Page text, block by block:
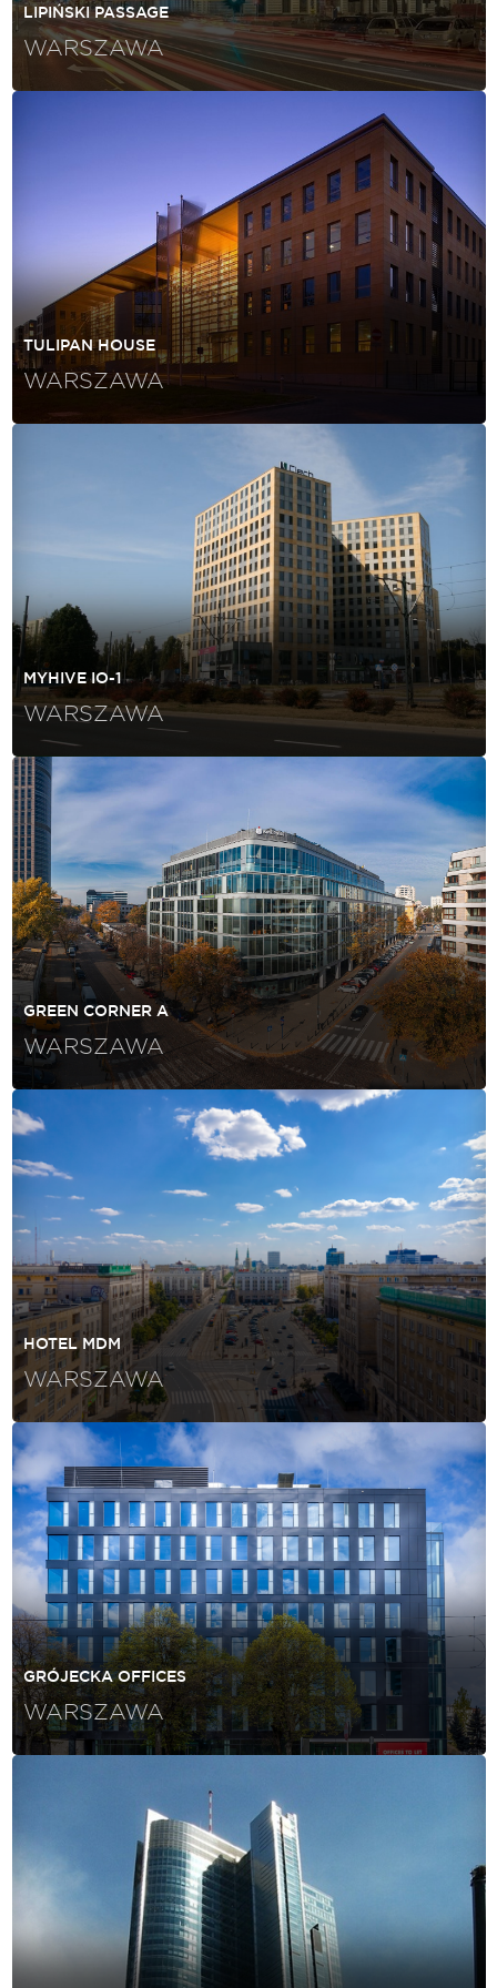
LIPIŃSKI PASSAGE
WARSZAWA
TULIPAN HOUSE
WARSZAWA
MYHIVE IO-1
WARSZAWA
GREEN CORNER A
WARSZAWA
HOTEL MDM
WARSZAWA
GRÓJECKA OFFICES
WARSZAWA